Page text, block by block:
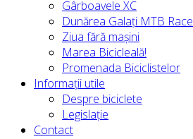
Gârboavele XC
Dunărea Galați MTB Race
Ziua fără mașini
Marea Bicicleală!
Promenada Biciclistelor
Informații utile
Despre biciclete
Legislație
Contact